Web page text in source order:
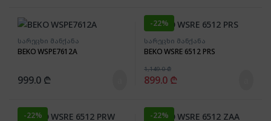
სარეცხი მანქანა
BEKO WSPE7612A
999.0 ₾
-22%
სარეცხი მანქანა
BEKO WSRE 6512 PRS
899.0 ₾
1,149.0₾
-22% -22%